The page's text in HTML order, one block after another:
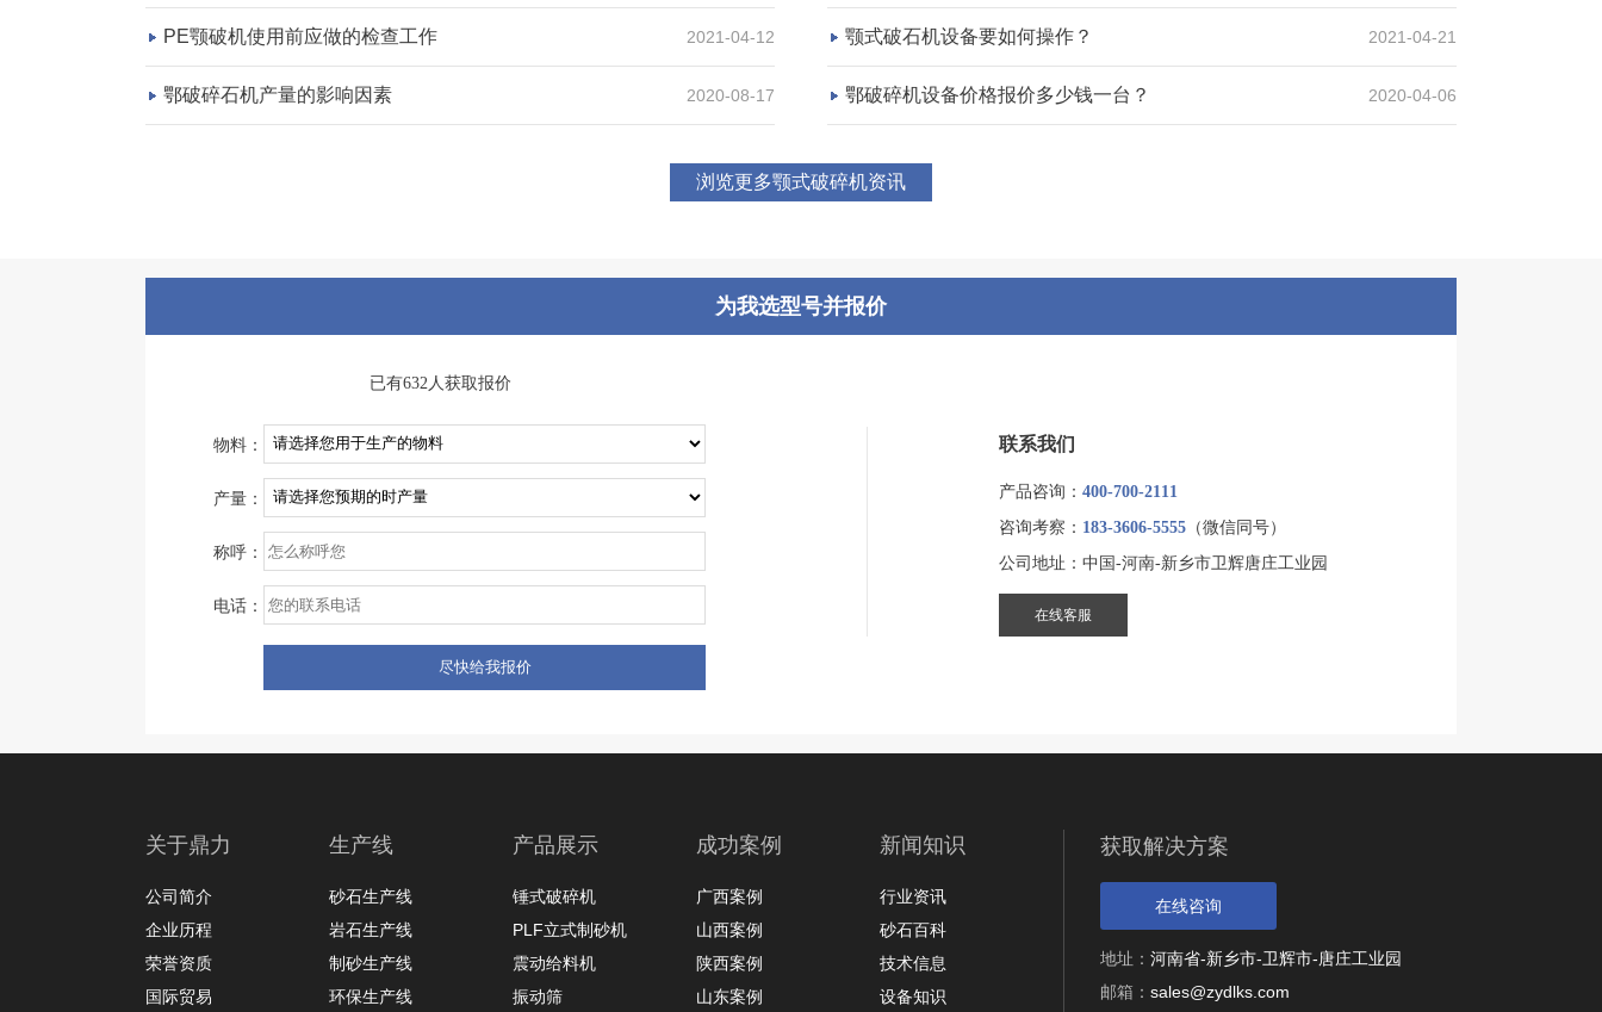
PE颚破机使用前应做的检查工作 2021-04-12 颚式破石机设备要如何操作？ 2021-04-21
鄂破碎石机产量的影响因素 2020-08-17 鄂破碎机设备价格报价多少钱一台？ 2020-04-06
浏览更多颚式破碎机资讯
为我选型号并报价
已有632人获取报价
物料：
产量：
称呼：
电话：
联系我们
产品咨询： 400-700-2111
咨询考察： 183-3606-5555 （微信同号）
公司地址：中国-河南-新乡市卫辉唐庄工业园
在线客服
关于鼎力
公司简介
企业历程
荣誉资质
国际贸易
生产线
砂石生产线
岩石生产线
制砂生产线
环保生产线
产品展示
锤式破碎机
PLF立式制砂机
震动给料机
振动筛
成功案例
广西案例
山西案例
陕西案例
山东案例
新闻知识
行业资讯
砂石百科
技术信息
设备知识
获取解决方案
在线咨询
地址： 河南省-新乡市-卫辉市-唐庄工业园
邮箱： sales@zydlks.com